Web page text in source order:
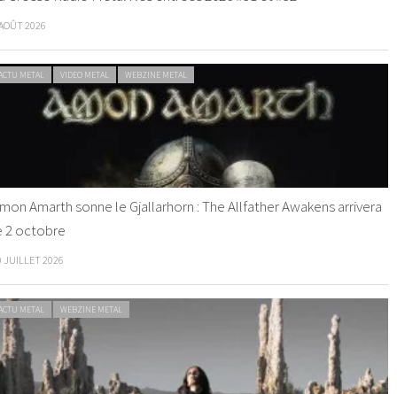
2026
METAL VIDEO METAL WEBZINE METAL
Amarth sonne le Gjallarhorn : The Allfather Awakens arrivera
2 octobre
JUILLET 2026
METAL WEBZINE METAL